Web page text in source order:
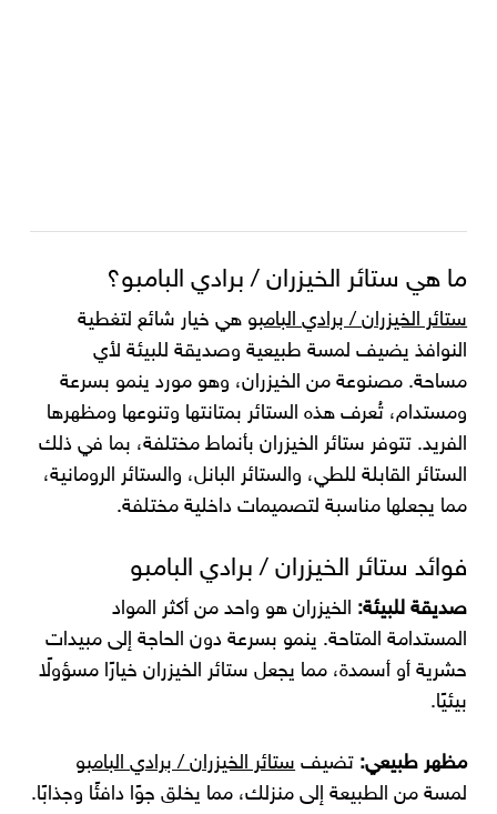
ما هي ستائر الخيزران / برادي البامبو؟
ستائر الخيزران / برادي البامبو هي خيار شائع لتغطية
النوافذ يضيف لمسة طبيعية وصديقة للبيئة لأي
مساحة. مصنوعة من الخيزران، وهو مورد ينمو بسرعة
ومستدام، تُعرف هذه الستائر بمتانتها وتنوعها ومظهرها
الفريد. تتوفر ستائر الخيزران بأنماط مختلفة، بما في ذلك
الستائر القابلة للطي، والستائر البانل، والستائر الرومانية،
مما يجعلها مناسبة لتصميمات داخلية مختلفة.
فوائد ستائر الخيزران / برادي البامبو
صديقة للبيئة: الخيزران هو واحد من أكثر المواد
المستدامة المتاحة. ينمو بسرعة دون الحاجة إلى مبيدات
حشرية أو أسمدة، مما يجعل ستائر الخيزران خيارًا مسؤولًا
بيئيًا.
مظهر طبيعي: تضيفستائر الخيزران / برادي البامبو
لمسة من الطبيعة إلى منزلك، مما يخلق جوًا دافئًا وجذابًا.